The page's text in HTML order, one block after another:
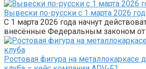
Вывески по-русски с 1 марта 2026
С 1 марта 2026 года начнут
внесённые Федеральным законом от
Ростовая фигура на металлокаркасе